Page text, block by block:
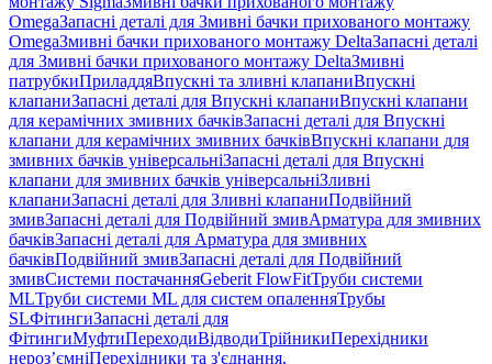
OmegaЗапасні деталі для Змивні бачки прихованого монтажу
OmegaЗмивні бачки прихованого монтажу DeltaЗапасні деталі
для Змивні бачки прихованого монтажу DeltaЗмивні
патрубкиПриладдяВпускні та зливні клапаниВпускні
клапаниЗапасні деталі для Впускні клапаниВпускні клапани
для керамічних змивних бачківЗапасні деталі для Впускні
клапани для керамічних змивних бачківВпускні клапани для
змивних бачків універсальніЗапасні деталі для Впускні
клапани для змивних бачків універсальніЗливні
клапаниЗапасні деталі для Зливні клапаниПодвійний
змивЗапасні деталі для Подвійний змивАрматура для змивних
бачкiвЗапасні деталі для Арматура для змивних
бачкiвПодвійний змивЗапасні деталі для Подвійний
змивСистеми постачанняGeberit FlowFitТруби системи
MLТруби системи ML для систем опаленняТрубы
SLФітингиЗапасні деталі для
ФітингиМуфтиПереходиВідводиТрійникиПерехідники
нероз’ємніПерехідники та з'єднання,